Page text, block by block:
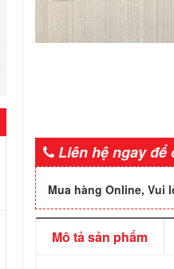
Liên hệ ngay để
Mua hàng Online, Vui
Mô tả sản phẩm